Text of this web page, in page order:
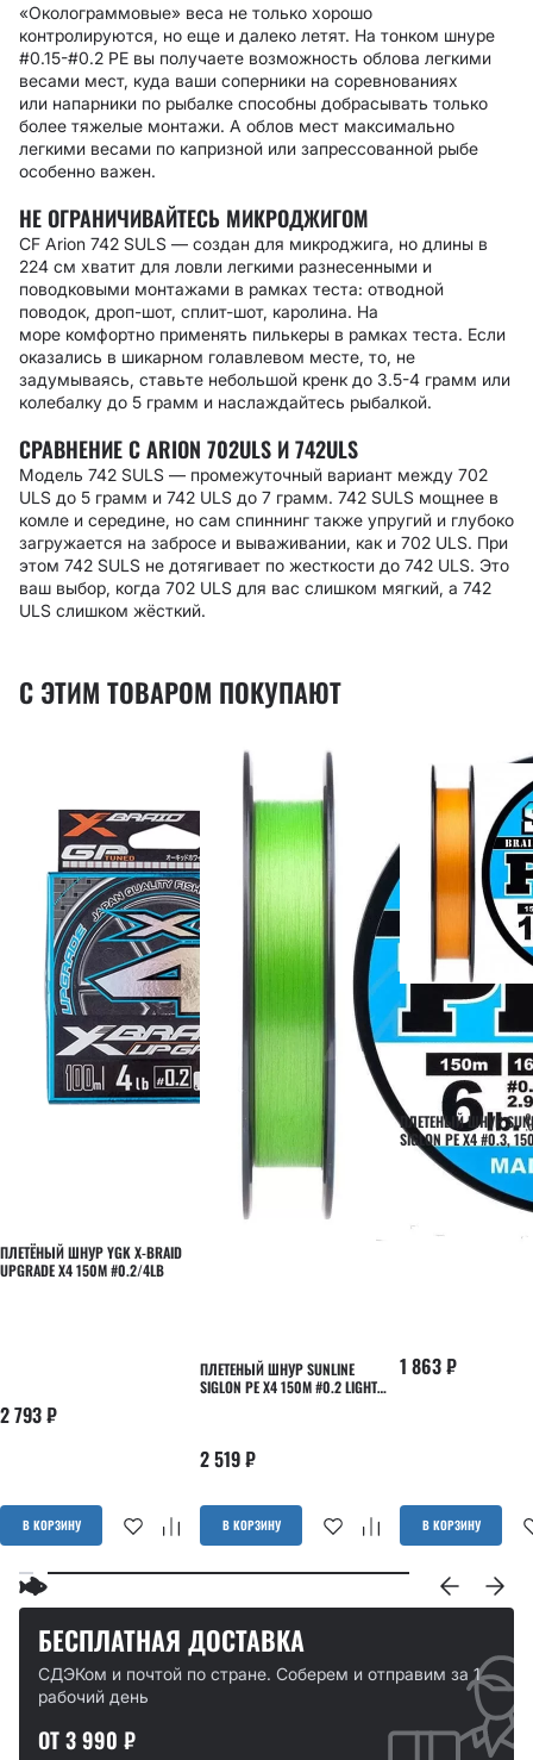
«Околограммовые» веса не только хорошо
контролируются, но еще и далеко летят. На тонком шнуре
#0.15-#0.2 PE вы получаете возможность облова легкими
весами мест, куда ваши соперники на соревнованиях
или напарники по рыбалке способны добрасывать только
более тяжелые монтажи. А облов мест максимально
легкими весами по капризной или запрессованной рыбе
особенно важен.
НЕ ОГРАНИЧИВАЙТЕСЬ МИКРОДЖИГОМ
CF Arion 742 SULS — создан для микроджига, но длины в
224 см хватит для ловли легкими разнесенными и
поводковыми монтажами в рамках теста: отводной
поводок, дроп-шот, сплит-шот, каролина. На
море комфортно применять пилькеры в рамках теста. Если
оказались в шикарном голавлевом месте, то, не
задумываясь, ставьте небольшой кренк до 3.5-4 грамм или
колебалку до 5 грамм и наслаждайтесь рыбалкой.
СРАВНЕНИЕ С ARION 702ULS И 742ULS
Модель 742 SULS — промежуточный вариант между 702
ULS до 5 грамм и 742 ULS до 7 грамм. 742 SULS мощнее в
комле и середине, но сам спиннинг также упругий и глубоко
загружается на забросе и вываживании, как и 702 ULS. При
этом 742 SULS не дотягивает по жесткости до 742 ULS. Это
ваш выбор, когда 702 ULS для вас слишком мягкий, а 742
ULS слишком жёсткий.
С ЭТИМ ТОВАРОМ ПОКУПАЮТ
ПЛЕТЁНЫЙ ШНУР YGK X-BRAID
UPGRADE X4 150M #0.2/4LB
2 793₽
В КОРЗИНУ
ПЛЕТЕНЫЙ ШНУР SUNLINE
SIGLON PE X4 150М #0.2 LIGHT
2 519₽
В КОРЗИНУ
ПЛЕТЕНЫЙ ШНУР
SIGLON PE X4 #0.3,
ORANGE
1 863₽
В КОРЗИНУ
БЕСПЛАТНАЯ ДОСТАВКА
СДЭКом и почтой по стране. Соберем и отправим за 1
рабочий день
ОТ 3 990 ₽